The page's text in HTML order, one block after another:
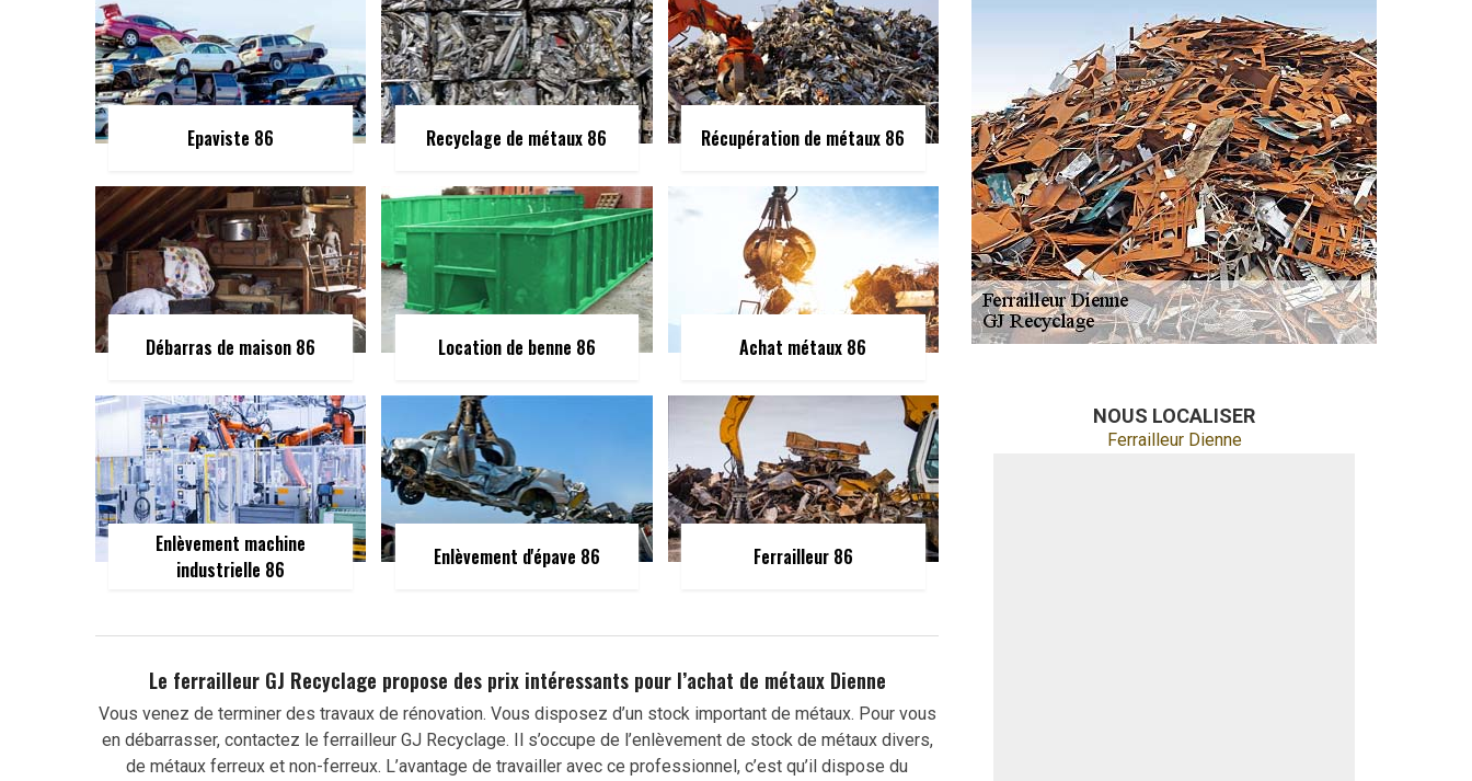
Epaviste 86 Recyclage de métaux 86 Récupération de métaux 86
Débarras de maison 86 Location de benne 86 Achat métaux 86
Enlèvement machine
industrielle 86
Enlèvement d'épave 86 Ferrailleur 86
Le ferrailleur GJ Recyclage propose des prix intéressants pour l’achat de métaux Dienne
Vous venez de terminer des travaux de rénovation. Vous disposez d’un stock important de métaux. Pour vous
en débarrasser, contactez le ferrailleur GJ Recyclage. Il s’occupe de l’enlèvement de stock de métaux divers,
de métaux ferreux et non-ferreux. L’avantage de travailler avec ce professionnel, c’est qu’il dispose du
NOUS LOCALISER
Ferrailleur Dienne